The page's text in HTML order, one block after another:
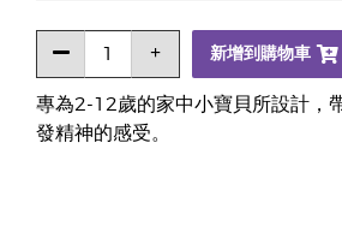
專為2-12歲的家中小寶貝所設計，
發精神的感受。
新增到購物車